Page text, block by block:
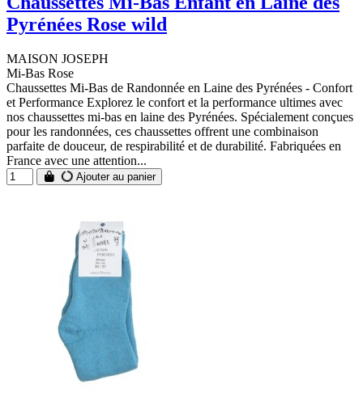
Pyrénées Rose wild
MAISON JOSEPH
Mi-Bas Rose
Chaussettes Mi-Bas de Randonnée en Laine des Pyrénées - Confort
et Performance Explorez le confort et la performance ultimes avec
nos chaussettes mi-bas en laine des Pyrénées. Spécialement conçues
pour les randonnées, ces chaussettes offrent une combinaison
parfaite de douceur, de respirabilité et de durabilité. Fabriquées en
France avec une attention...
Ajouter au panier